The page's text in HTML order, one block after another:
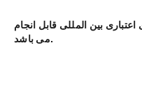
بین المللی قابل انجام
می باشد.